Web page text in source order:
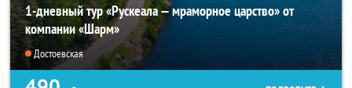
1-дневный тур «Рускеала — мраморное царство» от
компании «Шарм»
Достоевская